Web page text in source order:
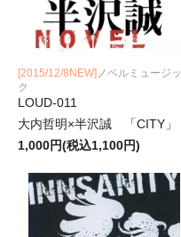
[2015/12/8NEW] ノベルミュージッ
ク
LOUD-011
大内哲明×半沢誠 「CITY」
1,000円(税込1,100円)